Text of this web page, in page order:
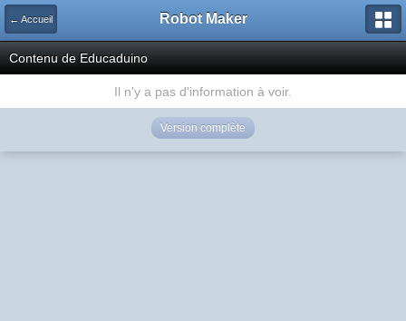
← Accueil Robot Maker
Contenu de Educaduino
Il n'y a pas d'information à voir.
Version complète